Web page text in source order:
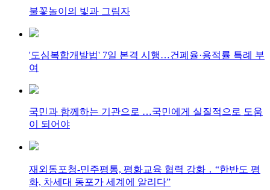
불꽃놀이의 빛과 그림자
'도심복합개발법' 7일 본격 시행…건폐율·용적률 특례 부
여
국민과 함께하는 기관으로 …국민에게 실질적으로 도움
이 되어야
재외동포청-민주평통, 평화교육 협력 강화 ․ “한반도 평
화, 차세대 동포가 세계에 알리다”